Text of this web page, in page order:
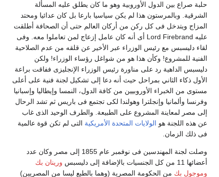
صراع بين الدول الأوروبية وهو ما كان يطلق عليه المسألة
وبالمرستون هذا لم يكن سياسيا بارعا بل كان عدائيا ومحتد
ويتدخل فى كل ركن من أركان العالم حتى أن الصحافة أطلقت
عليه Lord Firebrand أى أنه كان عامل إزعاج لمن تعاملوا معه. وفى
دليسبس مع رئيس الوزراء عبر الأخير عن قلقه من عدم الصلاحية
للمشروع! وكأن هذا هو من شواغل رؤساء الوزراء! ولكن
الداهية رد على مناورة رئيس الوزراء الإنجليزى ففاقت براعة
ذكاء الثاني بمراحل حيث أنه دعا إلى تشكيل لجنة فنية على أعلى
من الخبراء الأوروبيين من كافة الدول، النمسا وإيطاليا وإسبانيا
وألمانيا وإنجلترا وهولندا لكى تجتمع فى باريس ثم تشد الرحال
مصر لمعاينة المشروع على الطبيعة. والطرف الوحيد الذى غاب
هذه اللجنة هوالولايات المتحدة الأمريكية التى لم تكن قوة عالمية
ذلك الزمان.
وصلت لجنة المهندسين فى نوفمبر عام 1855 إلى مصر وكان عدد
11 من كل الجنسيات بالإضافة إلى دليسبس
ورينان بك
بك من الحكومة المصرية (وهما بالطبع ليسا من المصريين)